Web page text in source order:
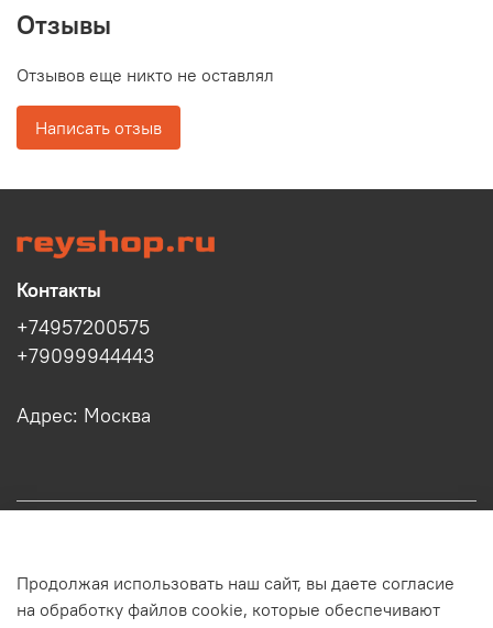
Отзывы
Отзывов еще никто не оставлял
Написать отзыв
Клиенту
Контакты
+74957200575
+79099944443
Адрес: Москва
Продолжая использовать наш сайт, вы даете согласие
на обработку файлов cookie, которые обеспечивают